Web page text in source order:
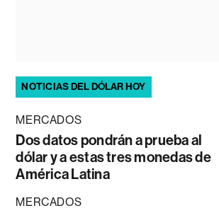
NOTICIAS DEL DÓLAR HOY
MERCADOS
Dos datos pondrán a prueba al
dólar y a estas tres monedas de
América Latina
MERCADOS